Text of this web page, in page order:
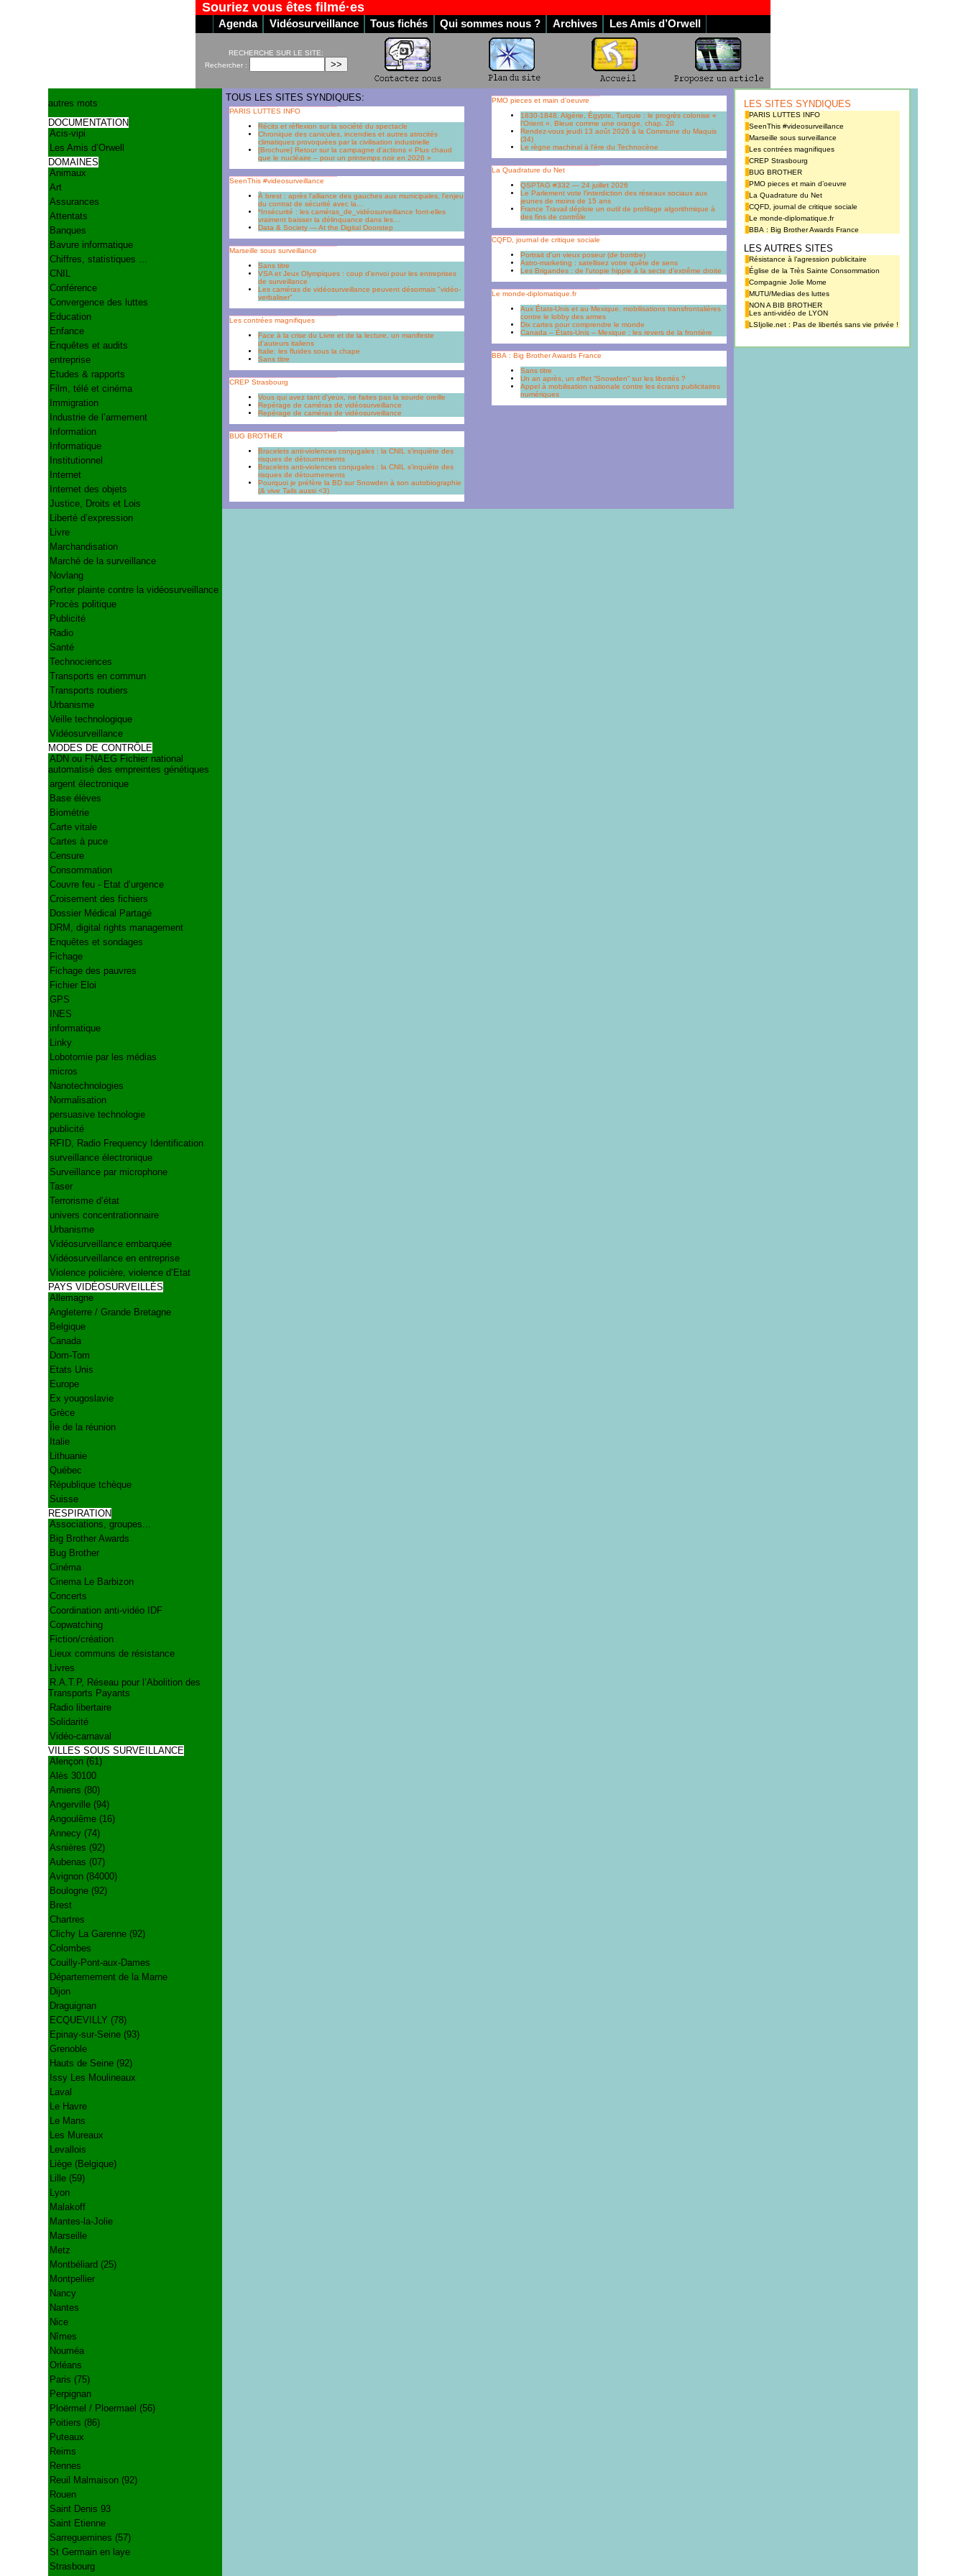
Souriez vous êtes filmé·es
Agenda Vidéosurveillance Tous fichés Qui sommes nous ? Archives Les Amis d’Orwell
RECHERCHE SUR LE SITE:
Rechercher :
autres mots
DOCUMENTATION
Acis-vipi
Les Amis d’Orwell
DOMAINES
Animaux
Art
Assurances
Attentats
Banques
Bavure informatique
Chiffres, statistiques ...
CNIL
Conférence
Convergence des luttes
Education
Enfance
Enquêtes et audits
entreprise
Etudes & rapports
Film, télé et cinéma
Immigration
Industrie de l’armement
Information
Informatique
Institutionnel
Internet
Internet des objets
Justice, Droits et Lois
Liberté d’expression
Livre
Marchandisation
Marché de la surveillance
Novlang
Porter plainte contre la vidéosurveillance
Procès politique
Publicité
Radio
Santé
Technociences
Transports en commun
Transports routiers
Urbanisme
Veille technologique
Vidéosurveillance
MODES DE CONTRÔLE
ADN ou FNAEG Fichier national
automatisé des empreintes génétiques
argent électronique
Base élèves
Biométrie
Carte vitale
Cartes à puce
Censure
Consommation
Couvre feu - Etat d’urgence
Croisement des fichiers
Dossier Médical Partagé
DRM, digital rights management
Enquêtes et sondages
Fichage
Fichage des pauvres
Fichier Eloi
GPS
INES
informatique
Linky
Lobotomie par les médias
micros
Nanotechnologies
Normalisation
persuasive technologie
publicité
RFID, Radio Frequency Identification
surveillance électronique
Surveillance par microphone
Taser
Terrorisme d’état
univers concentrationnaire
Urbanisme
Vidéosurveillance embarquée
Vidéosurveillance en entreprise
Violence policière, violence d’Etat
PAYS VIDÉOSURVEILLÉS
Allemagne
Angleterre / Grande Bretagne
Belgique
Canada
Dom-Tom
Etats Unis
Europe
Ex yougoslavie
Grèce
Île de la réunion
Italie
Lithuanie
Québec
République tchèque
Suisse
RESPIRATION
Associations, groupes...
Big Brother Awards
Bug Brother
Cinéma
Cinema Le Barbizon
Concerts
Coordination anti-vidéo IDF
Copwatching
Fiction/création
Lieux communs de résistance
Livres
R.A.T.P, Réseau pour l’Abolition des
Transports Payants
Radio libertaire
Solidarité
Vidéo-carnaval
VILLES SOUS SURVEILLANCE
Alençon (61)
Alès 30100
Amiens (80)
Angerville (94)
Angoulême (16)
Annecy (74)
Asnières (92)
Aubenas (07)
Avignon (84000)
Boulogne (92)
Brest
Chartres
Clichy La Garenne (92)
Colombes
Couilly-Pont-aux-Dames
Départemement de la Marne
Dijon
Draguignan
ECQUEVILLY (78)
Epinay-sur-Seine (93)
Grenoble
Hauts de Seine (92)
Issy Les Moulineaux
Laval
Le Havre
Le Mans
Les Mureaux
Levallois
Liège (Belgique)
Lille (59)
Lyon
Malakoff
Mantes-la-Jolie
Marseille
Metz
Montbéliard (25)
Montpellier
Nancy
Nantes
Nice
Nîmes
Nouméa
Orléans
Paris (75)
Perpignan
Ploërmel / Ploermael (56)
Poitiers (86)
Puteaux
Reims
Rennes
Reuil Malmaison (92)
Rouen
Saint Denis 93
Saint Etienne
Sarreguemines (57)
St Germain en laye
Strasbourg
TOUS LES SITES SYNDIQUES:
PARIS LUTTES INFO
Récits et réflexion sur la société du spectacle
Chronique des canicules, incendies et autres atrocités
climatiques provoquées par la civilisation industrielle
[Brochure] Retour sur la campagne d'actions « Plus chaud
que le nucléaire – pour un printemps noir en 2026 »
SeenThis #videosurveillance
À brest : après l'alliance des gauches aux municipales, l'enjeu
du contrat de sécurité avec la…
*Insécurité : les caméras_de_vidéosurveillance font-elles
vraiment baisser la délinquance dans les…
Data & Society — At the Digital Doorstep
Marseille sous surveillance
Sans titre
VSA et Jeux Olympiques : coup d'envoi pour les entreprises
de surveillance
Les caméras de vidéosurveillance peuvent désormais "vidéo-
verbaliser"
Les contrées magnifiques
Face à la crise du Livre et de la lecture, un manifeste
d'auteurs italiens
Italie: les fluides sous la chape
Sans titre
CREP Strasbourg
Vous qui avez tant d'yeux, ne faites pas la sourde oreille
Repérage de caméras de vidéo­surveillance
Repérage de caméras de vidéosurveillance
BUG BROTHER
Bracelets anti-violences conjugales : la CNIL s’inquiète des
risques de détournements
Bracelets anti-violences conjugales : la CNIL s’inquiète des
risques de détournements
Pourquoi je préfère la BD sur Snowden à son autobiographie
(& vive Tails aussi <3)
PMO pieces et main d’oeuvre
1830-1848. Algérie, Égypte, Turquie : le progrès colonise «
l'Orient ». Bleue comme une orange, chap. 20
Rendez-vous jeudi 13 août 2026 à la Commune du Maquis
(34)
Le règne machinal à l'ère du Technocène
La Quadrature du Net
QSPTAG #332 — 24 juillet 2026
Le Parlement vote l’interdiction des réseaux sociaux aux
jeunes de moins de 15 ans
France Travail déploie un outil de profilage algorithmique à
des fins de contrôle
CQFD, journal de critique sociale
Portrait d'un vieux poseur (de bombe)
Astro-marketing : satellisez votre quête de sens
Les Brigandes : de l'utopie hippie à la secte d'extrême droite
Le monde-diplomatique.fr
Aux États-Unis et au Mexique, mobilisations transfrontalières
contre le lobby des armes
Dix cartes pour comprendre le monde
Canada – États-Unis – Mexique : les revers de la frontière
BBA : Big Brother Awards France
Sans titre
Un an après, un effet “Snowden” sur les libertés ?
Appel à mobilisation nationale contre les écrans publicitaires
numériques
LES SITES SYNDIQUES
PARIS LUTTES INFO
SeenThis #videosurveillance
Marseille sous surveillance
Les contrées magnifiques
CREP Strasbourg
BUG BROTHER
PMO pieces et main d’oeuvre
La Quadrature du Net
CQFD, journal de critique sociale
Le monde-diplomatique.fr
BBA : Big Brother Awards France
LES AUTRES SITES
Résistance à l’agression publicitaire
Église de la Très Sainte Consommation
Compagnie Jolie Mome
MUTU/Medias des luttes
NON A BIB BROTHER
Les anti-vidéo de LYON
LSIjolie.net : Pas de libertés sans vie privée !